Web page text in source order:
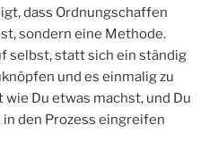
dass Ordnungschaffen
sondern eine Methode.
selbst, statt sich ein ständig
und es einmalig zu
Du etwas machst, und Du
den Prozess eingreifen